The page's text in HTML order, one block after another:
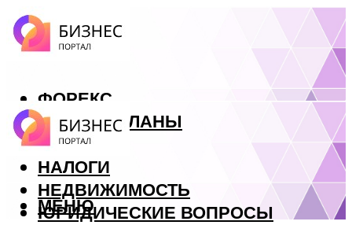
ФОРЕКС
БИЗНЕС ПЛАНЫ
КРЕДИТЫ
НАЛОГИ
НЕДВИЖИМОСТЬ
ЮРИДИЧЕСКИЕ ВОПРОСЫ
МЕНЮ